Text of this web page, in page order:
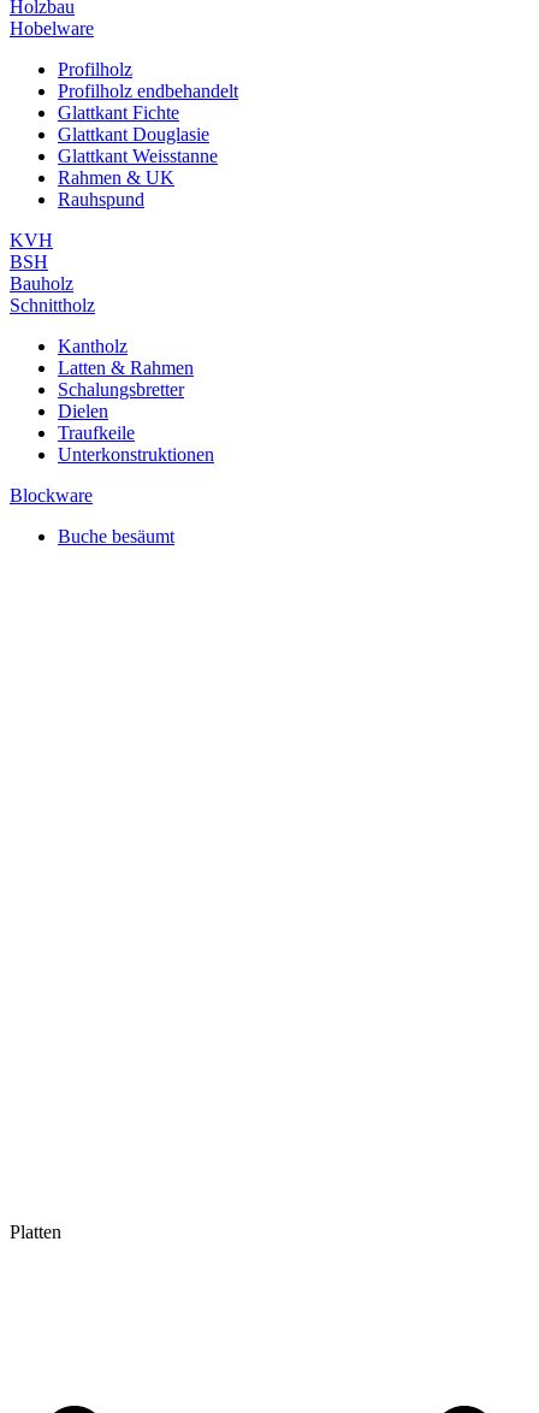
Holzbau
Hobelware
Profilholz
Profilholz endbehandelt
Glattkant Fichte
Glattkant Douglasie
Glattkant Weisstanne
Rahmen & UK
Rauhspund
KVH
BSH
Bauholz
Schnittholz
Kantholz
Latten & Rahmen
Schalungsbretter
Dielen
Traufkeile
Unterkonstruktionen
Blockware
Buche besäumt
Platten